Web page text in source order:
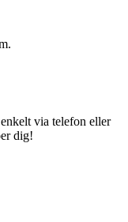
via telefon eller
dig!